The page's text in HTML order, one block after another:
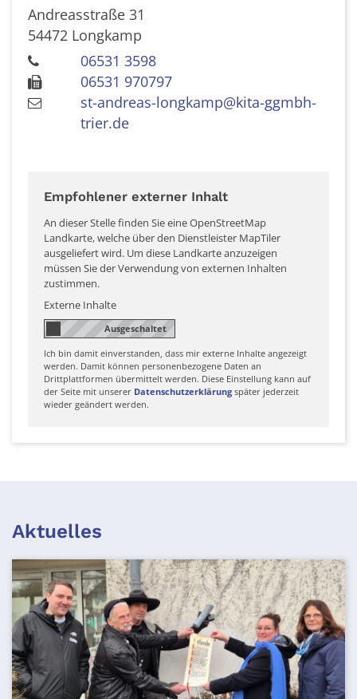
Andreasstraße 31
54472 Longkamp
06531 3598
06531 970797
st-andreas-longkamp@kita-ggmbh-
trier.de
Empfohlener externer Inhalt
An dieser Stelle finden Sie eine OpenStreetMap
Landkarte, welche über den Dienstleister MapTiler
ausgeliefert wird. Um diese Landkarte anzuzeigen
müssen Sie der Verwendung von externen Inhalten
zustimmen.
Externe Inhalte
Ich bin damit einverstanden, dass mir externe Inhalte angezeigt
werden. Damit können personenbezogene Daten an
Drittplattformen übermittelt werden. Diese Einstellung kann auf
der Seite mit unserer Datenschutzerklärung später jederzeit
wieder geändert werden.
Aktuelles